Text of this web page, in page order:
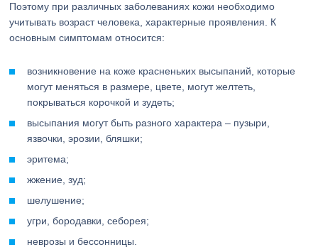
Поэтому при различных заболеваниях кожи необходимо
учитывать возраст человека, характерные проявления. К
основным симптомам относится:
возникновение на коже красненьких высыпаний, которые
могут меняться в размере, цвете, могут желтеть,
покрываться корочкой и зудеть;
высыпания могут быть разного характера – пузыри,
язвочки, эрозии, бляшки;
эритема;
жжение, зуд;
шелушение;
угри, бородавки, себорея;
неврозы и бессонницы.